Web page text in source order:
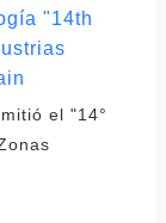
"14th
el "14°